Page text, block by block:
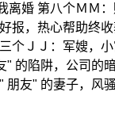
婚 第八个ＭＭ
报，热心帮助终
个ＪＪ：军嫂，
的陷阱，公司
友" 的妻子，
编辑 ]